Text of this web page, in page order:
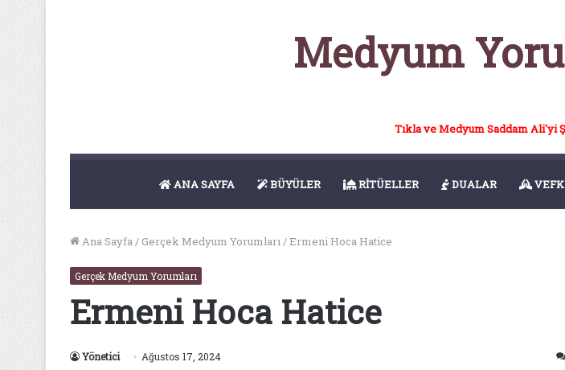
Medyum
Tıkla ve Medyum Saddam Ali'yi
ANA SAYFA BÜYÜLER RİTÜELLER DUALAR
Ana Sayfa/ Gerçek Medyum Yorumları/ Ermeni Hoca Hatice
Gerçek Medyum Yorumları
Ermeni Hoca Hatice
Yönetici Ağustos 17, 2024